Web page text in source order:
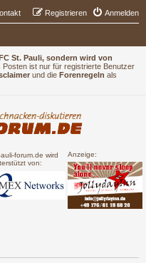
St. Pauli, sondern wird von
Posten ist nur für registrierte Benutzer
und die Forenregeln als
forum.de wird
von:
Anzeige:
Anmelden
Registrieren